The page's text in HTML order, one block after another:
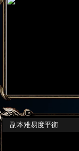
副本难易度平衡